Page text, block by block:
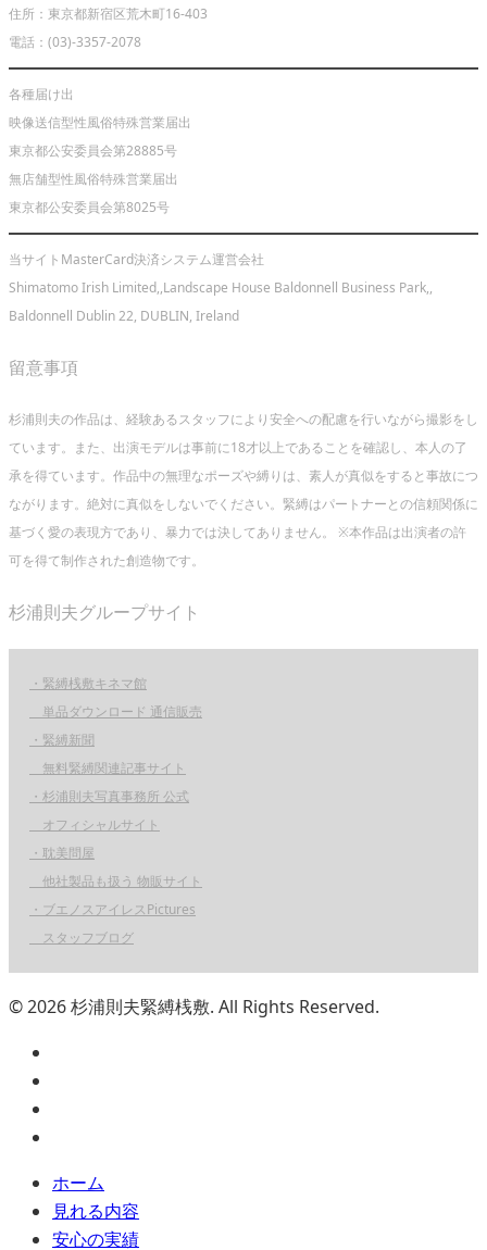
住所：東京都新宿区荒木町16-403
電話：(03)-3357-2078
各種届け出
映像送信型性風俗特殊営業届出
東京都公安委員会第28885号
無店舗型性風俗特殊営業届出
東京都公安委員会第8025号
当サイトMasterCard決済システム運営会社
Shimatomo Irish Limited,,Landscape House Baldonnell Business Park,,
Baldonnell Dublin 22, DUBLIN, Ireland
留意事項
杉浦則夫の作品は、経験あるスタッフにより安全への配慮を行いながら撮影をし
ています。また、出演モデルは事前に18才以上であることを確認し、本人の了
承を得ています。作品中の無理なポーズや縛りは、素人が真似をすると事故につ
ながります。絶対に真似をしないでください。緊縛はパートナーとの信頼関係に
基づく愛の表現方であり、暴力では決してありません。 ※本作品は出演者の許
可を得て制作された創造物です。
杉浦則夫グループサイト
・緊縛桟敷キネマ館
単品ダウンロード 通信販売
・緊縛新聞
無料緊縛関連記事サイト
・杉浦則夫写真事務所 公式
オフィシャルサイト
・耽美問屋
他社製品も扱う 物販サイト
・ブエノスアイレスPictures
スタッフブログ
© 2026 杉浦則夫緊縛桟敷. All Rights Reserved.
ホーム
見れる内容
安心の実績